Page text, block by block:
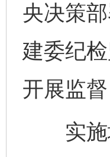
央决策
建委纪
开展监
实施城